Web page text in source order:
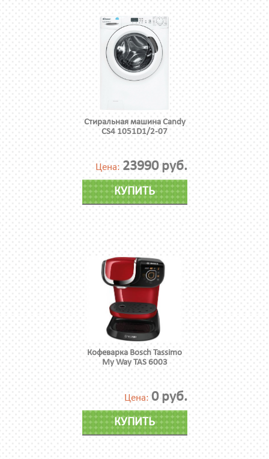
Стиральная машина Candy
CS4 1051D1/2-07
Цена: 23990 руб.
КУПИТЬ
Кофеварка Bosch Tassimo
My Way TAS 6003
Цена: 0 руб.
КУПИТЬ